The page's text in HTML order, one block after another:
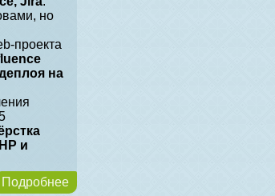
но
проекта
на
и
Подробнее